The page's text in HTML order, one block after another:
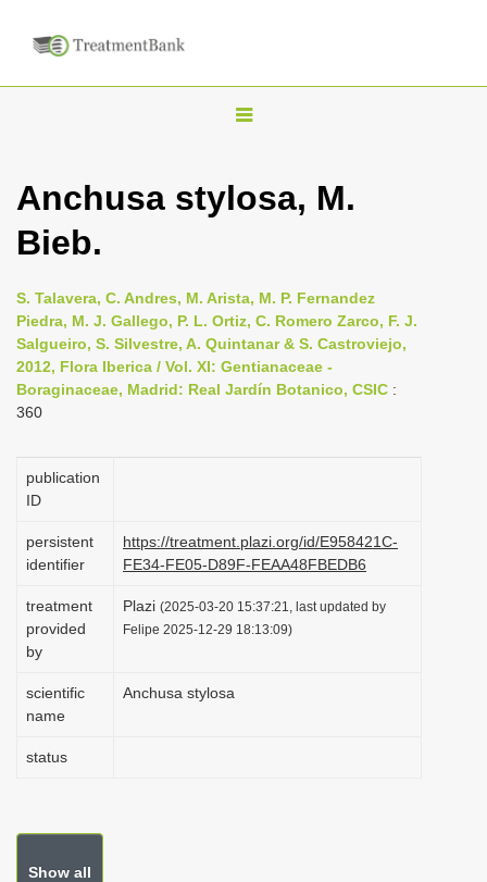
T
g
n
a
i
o
n
Anchusa stylosa, M.
Bieb.
S. Talavera, C. Andres, M. Arista, M. P. Fernandez
Piedra, M. J. Gallego, P. L. Ortiz, C. Romero Zarco, F. J.
Salgueiro, S. Silvestre, A. Quintanar & S. Castroviejo,
2012, Flora Iberica / Vol. XI: Gentianaceae -
Boraginaceae, Madrid: Real Jardín Botanico, CSIC :
360
publication
ID
persistent
identifier
https://treatment.plazi.org/id/E958421C-
FE34-FE05-D89F-FEAA48FBEDB6
treatment
provided
by
Plazi (2025-03-20 15:37:21, last updated by
Felipe 2025-12-29 18:13:09)
scientific
name
Anchusa stylosa
status
Show all